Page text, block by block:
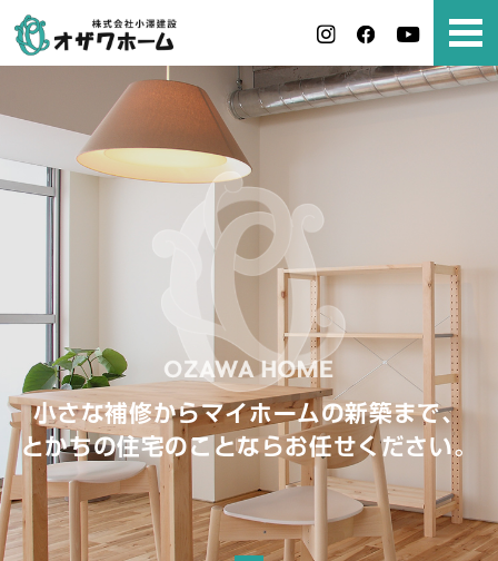
小さな補修からマイホームの新築まで、
とかちの住宅のことならお任せください。